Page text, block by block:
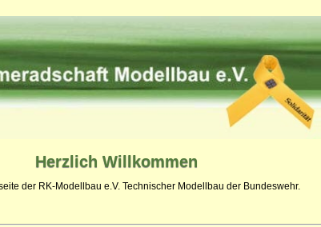
Herzlich Willkommen
der RK-Modellbau e.V. Technischer Modellbau der Bundeswehr.